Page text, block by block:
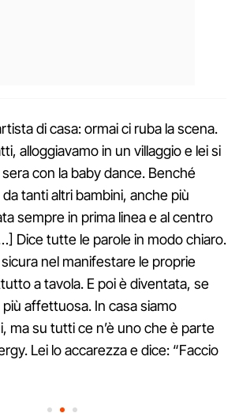
di casa: ormai ci ruba la scena.
alloggiavamo in un villaggio e lei si
con la baby dance. Benché
tanti altri bambini, anche più
sempre in prima linea e al centro
Dice tutte le parole in modo chiaro.
nel manifestare le proprie
a tavola. E poi è diventata, se
affettuosa. In casa siamo
ma su tutti ce n’è uno che è parte
Lei lo accarezza e dice: “Faccio